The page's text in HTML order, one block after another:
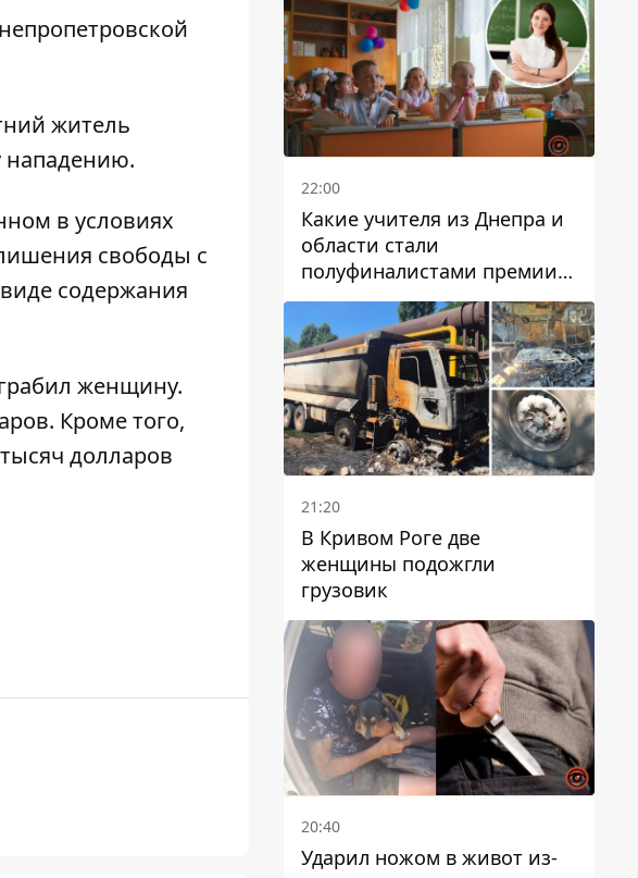
житель
нападению.
в условиях
свободы с
содержания
женщину.
. Кроме того,
долларов
22:00
Какие учителя из Днепра и
области стали
полуфиналистами премии
Global Teacher Prize Ukraine
2026
21:20
В Кривом Роге две
женщины подожгли
грузовик
20:40
Ударил ножом в живот из-